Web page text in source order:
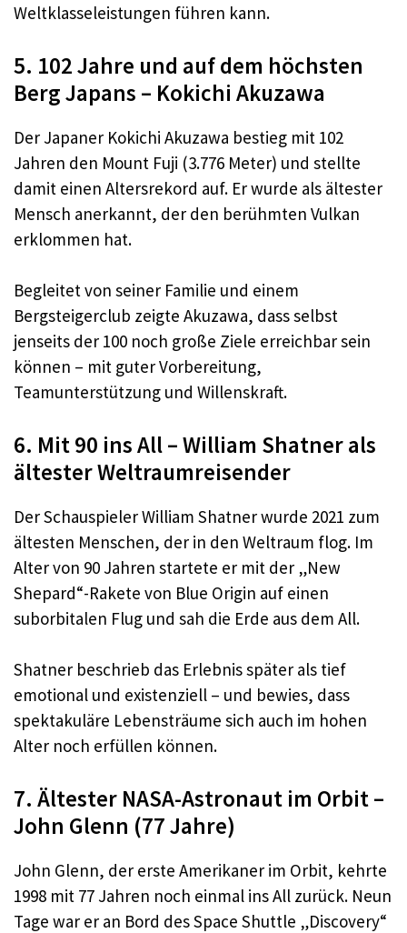
Weltklasseleistungen führen kann.
5. 102 Jahre und auf dem höchsten
Berg Japans – Kokichi Akuzawa
Der Japaner Kokichi Akuzawa bestieg mit 102
Jahren den Mount Fuji (3.776 Meter) und stellte
damit einen Altersrekord auf. Er wurde als ältester
Mensch anerkannt, der den berühmten Vulkan
erklommen hat.​
Begleitet von seiner Familie und einem
Bergsteigerclub zeigte Akuzawa, dass selbst
jenseits der 100 noch große Ziele erreichbar sein
können – mit guter Vorbereitung,
Teamunterstützung und Willenskraft.
6. Mit 90 ins All – William Shatner als
ältester Weltraumreisender
Der Schauspieler William Shatner wurde 2021 zum
ältesten Menschen, der in den Weltraum flog. Im
Alter von 90 Jahren startete er mit der „New
Shepard“-Rakete von Blue Origin auf einen
suborbitalen Flug und sah die Erde aus dem All.
Shatner beschrieb das Erlebnis später als tief
emotional und existenziell – und bewies, dass
spektakuläre Lebensträume sich auch im hohen
Alter noch erfüllen können.
7. Ältester NASA-Astronaut im Orbit –
John Glenn (77 Jahre)
John Glenn, der erste Amerikaner im Orbit, kehrte
1998 mit 77 Jahren noch einmal ins All zurück. Neun
Tage war er an Bord des Space Shuttle „Discovery“